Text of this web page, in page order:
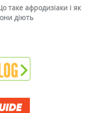
Чому червоніє обличчя і
чи можна це прибрати